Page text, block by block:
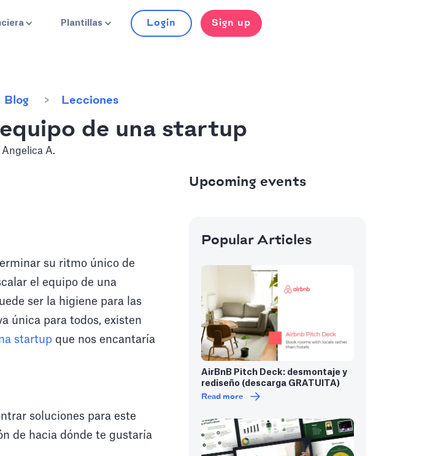
Plantillas Login Sign up
Blog Lecciones
de una startup
Angelica A.
su ritmo único de
el equipo de una
ser la higiene para las
única para todos, existen
startup que nos encantaría
soluciones para este
de hacia dónde te gustaría
Upcoming events
Popular Articles
AirBnB Pitch Deck: desmontaje y
rediseño (descarga GRATUITA)
Read more